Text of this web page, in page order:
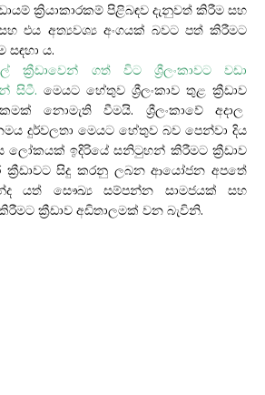
ක්‍රියාකාරකම් පිළිබඳව දැනුවත් කිරීම සහ
එය අත්‍යවශ්‍ය අංගයක් බවට පත් කිරීමට
සඳහා ය.
ක්‍රීඩාවෙන් ගත් විට ශ්‍රීලංකාවට වඩා
සිටී. මෙයට හේතුව ශ්‍රීලංකාව තුළ ක්‍රීඩාව
නොමැති වීමයි. ශ්‍රීලංකාවේ අදාල
දුර්වලතා මෙයට හේතුව බව පෙන්වා දිය
ලෝකයක් ඉදිරියේ සනිටුහන් කිරීමට ක්‍රීඩාව
ක්‍රීඩාවට සිදු කරනු ලබන ආයෝජන අපතේ
යත් සෞඛ්‍ය සම්පන්න සාමජයක් සහ
ක්‍රීඩාව අඩිතාලමක් වන බැවිනි.